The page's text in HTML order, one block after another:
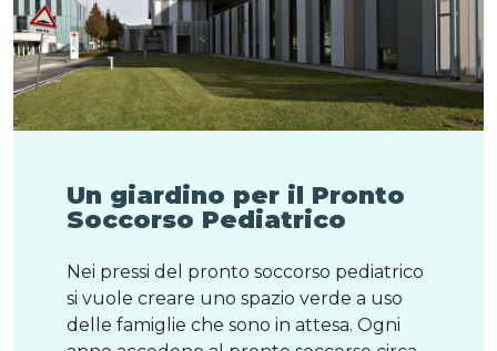
Un giardino per il Pronto
Soccorso Pediatrico
Nei pressi del pronto soccorso pediatrico
si vuole creare uno spazio verde a uso
delle famiglie che sono in attesa. Ogni